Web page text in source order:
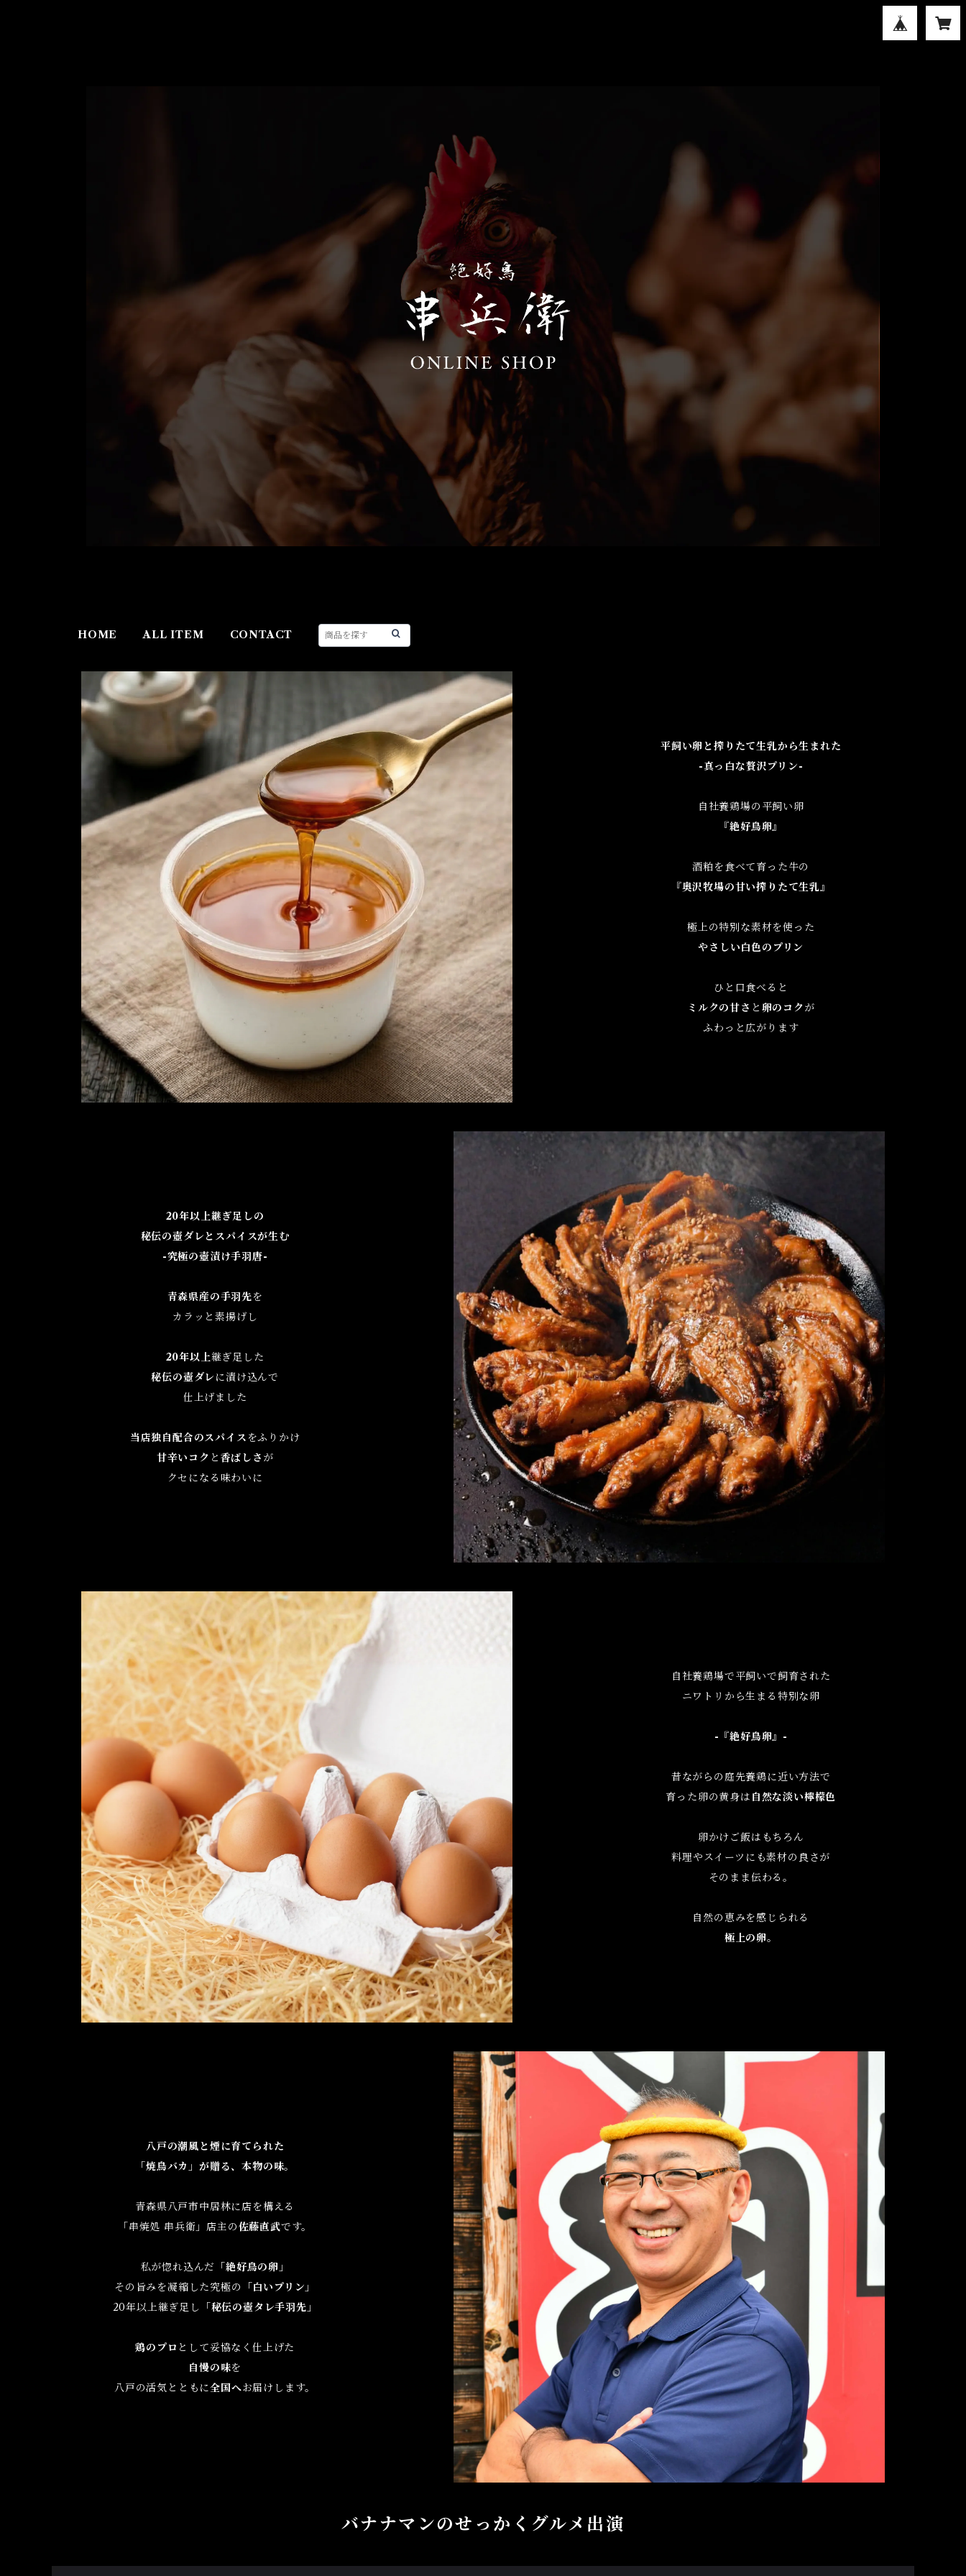
HOME ALL ITEM CONTACT
平飼い卵と搾りたて生乳から生まれた
-真っ白な贅沢プリン-
自社養鶏場の平飼い卵
『絶好鳥卵』
酒粕を食べて育った牛の
『奥沢牧場の甘い搾りたて生乳』
極上の特別な素材を使った
やさしい白色のプリン
ひと口食べると
ミルクの甘さ と 卵のコクが
ふわっと広がります
20年以上継ぎ足しの
秘伝の壺ダレとスパイスが生む
-究極の壺漬け手羽唐-
青森県産の手羽先を
カラッと素揚げし
20年以上継ぎ足した
秘伝の壺ダレ に漬け込んで
仕上げました
当店独自配合のスパイス をふりかけ
甘辛いコク と 香ばしさ が
クセになる味わいに
自社養鶏場で平飼いで飼育された
ニワトリから生まる特別な卵
-『絶好鳥卵』-
昔ながらの庭先養鶏に近い方法で
育った卵の黄身は 自然な淡い檸檬色
卵かけご飯はもちろん
料理やスイーツにも素材の良さが
そのまま伝わる。
自然の恵みを感じられる
極上の卵。
八戸の潮風と煙に育てられた
「焼鳥バカ」が贈る、本物の味。
青森県八戸市中居林に店を構える
「串焼処 串兵衛」店主の佐藤直武です。
私が惚れ込んだ
「絶好鳥の卵」
その旨みを凝縮した究極の
「白いプリン」
20年以上継ぎ足し
「秘伝の壺タレ手羽先」
鶏のプロ として妥協なく仕上げた
自慢の味を
八戸の活気とともに全国へお届けします。
バナナマンのせっかくグルメ出演